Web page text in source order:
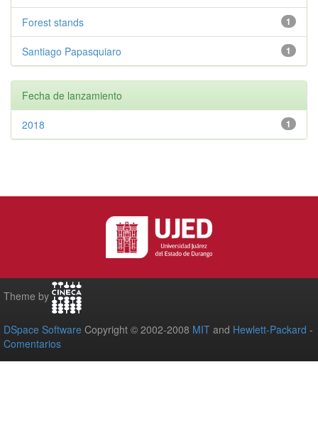
1
Forest stands
1
Santiago Papasquiaro
Fecha de lanzamiento
1
2018
Theme by
DSpace Software Copyright © 2002-2008 MIT and Hewlett-Packard -
Comentarios